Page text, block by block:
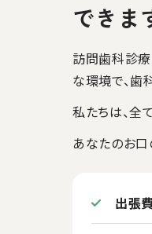
できま
訪問歯科診
な環境で、歯
私たちは、全
あなたのお口
出張